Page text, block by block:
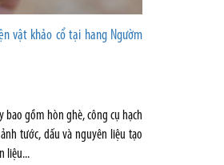
vật khảo cổ tại hang Ngườm
bao gồm hòn ghè, công cụ hạch
tước, dấu và nguyên liệu tạo
liệu...